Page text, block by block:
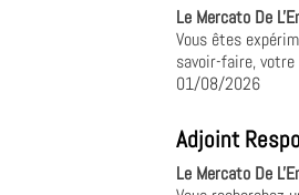
Le Mercato De
Vous êtes
savoir-faire,
01/08/2026
Adjoint
Le Mercato De